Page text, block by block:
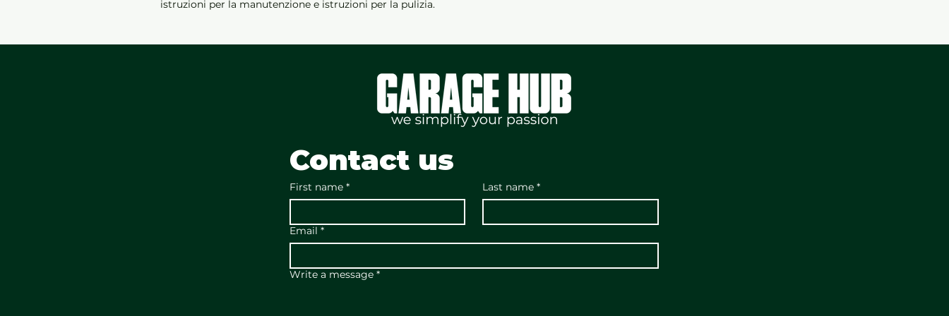
istruzioni per la manutenzione e istruzioni per la pulizia.
Contact us
First name * Last name *
Email *
Write a message *